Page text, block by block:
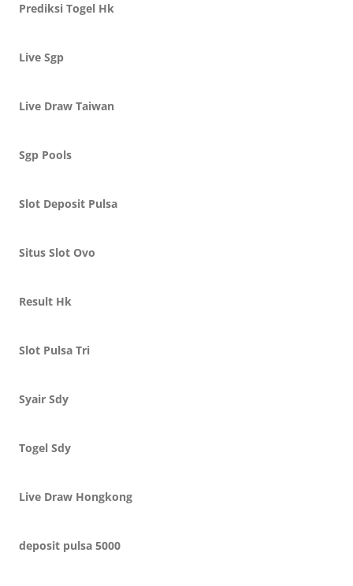
Prediksi Togel Hk
Live Sgp
Live Draw Taiwan
Sgp Pools
Slot Deposit Pulsa
Situs Slot Ovo
Result Hk
Slot Pulsa Tri
Syair Sdy
Togel Sdy
Live Draw Hongkong
deposit pulsa 5000